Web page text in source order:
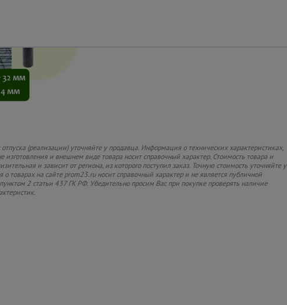
(реализации) уточняйте у продавца. Информация о технических характеристиках,
изготовления и внешнем виде товара носит справочный характер. Стоимость товара и
и зависит от региона, из которого поступил заказ. Точную стоимость уточняйте у
товарах на сайте prom23.ru носит справочный характер и не является публичной
2 статьи 437 ГК РФ. Убедительно просим Вас при покупке проверять наличие